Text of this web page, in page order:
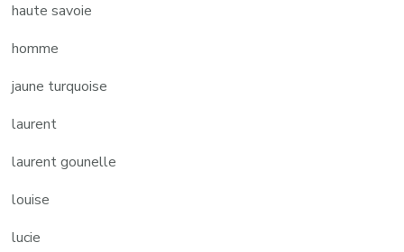
haute savoie
homme
jaune turquoise
laurent
laurent gounelle
louise
lucie